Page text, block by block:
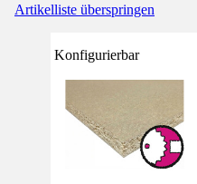
Artikelliste überspringen
Konfigurierbar